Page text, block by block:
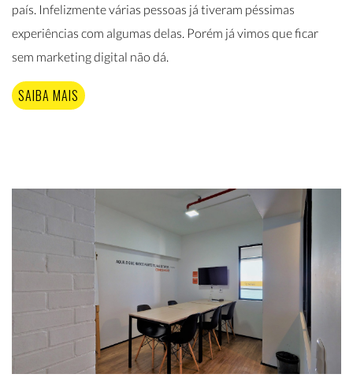
país. Infelizmente várias pessoas já tiveram péssimas
experiências com algumas delas. Porém já vimos que ficar
sem marketing digital não dá.
SAIBA MAIS